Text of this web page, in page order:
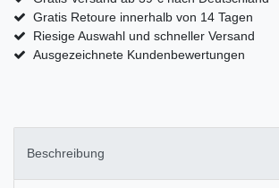
Gratis Retoure innerhalb von 14 Tagen
Riesige Auswahl und schneller Versand
Ausgezeichnete Kundenbewertungen
Beschreibung